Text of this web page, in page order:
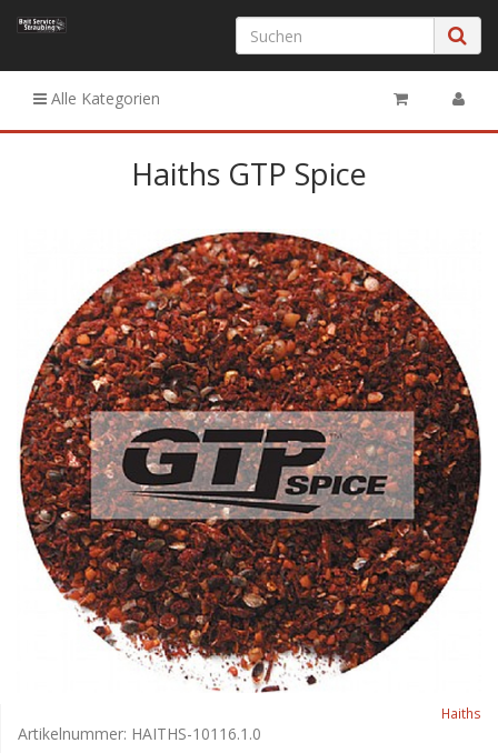
Alle Kategorien
Haiths GTP Spice
Haiths
Artikelnummer: HAITHS-10116.1.0